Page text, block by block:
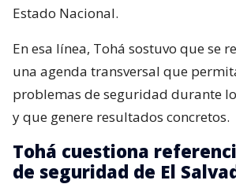
Estado Nacional.
En esa línea, Tohá sostuvo que se
una agenda transversal que
problemas de seguridad durante
y que genere resultados concretos.
Tohá cuestiona
de seguridad de El